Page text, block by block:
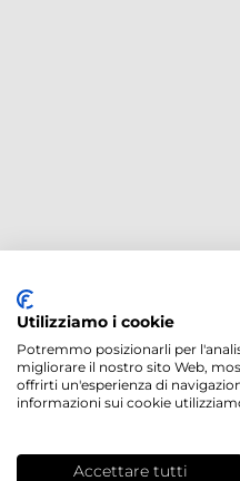
Utilizziamo i cookie
Potremmo posizionarli per
migliorare il nostro sito Web,
offrirti un'esperienza di
informazioni sui cookie
Accettare tutti